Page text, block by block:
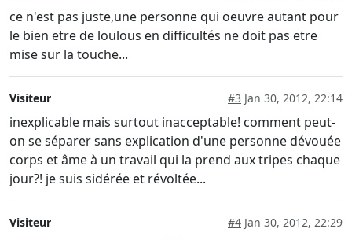
ce n'est pas juste,une personne qui oeuvre autant pour
le bien etre de loulous en difficultés ne doit pas etre
mise sur la touche...
Visiteur #3 Jan 30, 2012, 22:14
inexplicable mais surtout inacceptable! comment peut-
on se séparer sans explication d'une personne dévouée
corps et âme à un travail qui la prend aux tripes chaque
jour?! je suis sidérée et révoltée...
Visiteur #4 Jan 30, 2012, 22:29